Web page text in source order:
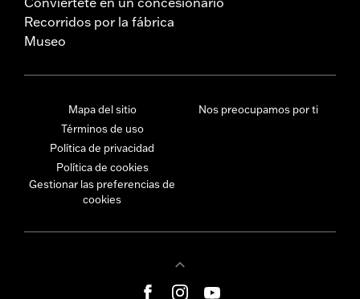
Recorridos por la fábrica
Museo
Mapa del sitio
Términos de uso
Política de privacidad
Política de cookies
Gestionar las preferencias de
cookies
Nos preocupamos por ti